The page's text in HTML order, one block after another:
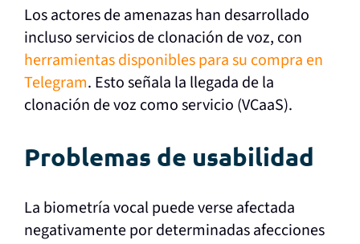
Los actores de amenazas han desarrollado
incluso servicios de clonación de voz, con
herramientas disponibles para su compra en
Telegram. Esto señala la llegada de la
clonación de voz como servicio (VCaaS).
Problemas de usabilidad
La biometría vocal puede verse afectada
negativamente por determinadas afecciones